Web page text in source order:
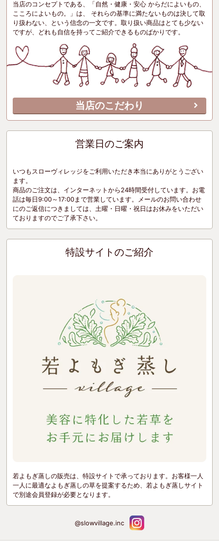
当店のコンセプトである、「自然・健康・安心 からだによいもの、
こころによいもの。」は、 それらの基準に満たないものは決して取
り扱わない、という信念の一文です。取り扱い商品はとても少ない
ですが、どれも自信を持ってご紹介できるものばかりです。
当店のこだわり
営業日のご案内
いつもスローヴィレッジをご利用いただき本当にありがとうござい
ます。
商品のご注文は、インターネットから24時間受付しています。お電
話は毎日9:00～17:00まで営業しています。メールのお問い合わせ
にのご返信につきましては、土曜・日曜・祝日はお休みをいただい
ておりますのでご了承下さい。
特設サイトのご紹介
若よもぎ蒸しの販売は、特設サイトで承っております。お客様一人
一人に最適なよもぎ蒸しの草を提案するため、若よもぎ蒸しサイト
で別途会員登録が必要となります。
@slowvillage.inc